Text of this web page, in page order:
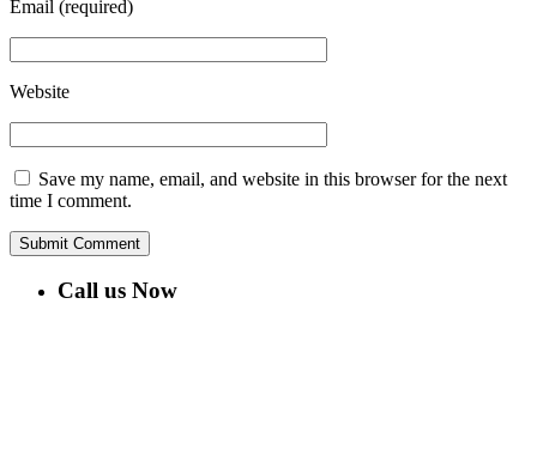
Email (required)
Website
Save my name, email, and website in this browser for the next
time I comment.
Call us Now